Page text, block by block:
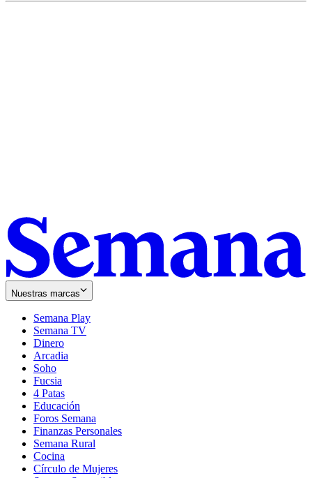
Nuestras marcas
Semana Play
Semana TV
Dinero
Arcadia
Soho
in
new
window
Fucsia
in
new
window
4 Patas
Educación
Foros Semana
Finanzas Personales
Semana Rural
Cocina
Círculo de Mujeres